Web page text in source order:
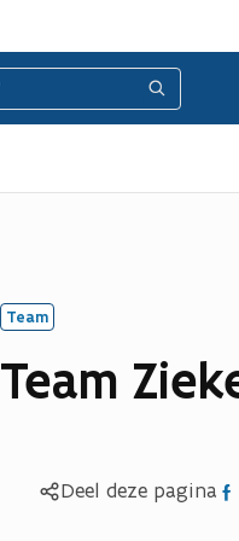
Zoeken
Team
Team
Deel deze pagina